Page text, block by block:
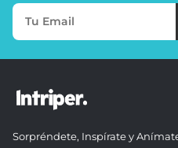
Sorpréndete, Inspírate y